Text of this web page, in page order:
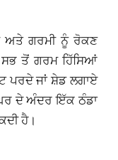
ਅਤੇ ਗਰਮੀ ਨੂੰ ਰੋਕਣ
ਤੋਂ ਗਰਮ ਹਿੱਸਿਆਂ
ਜਾਂ ਸ਼ੇਡ ਲਗਾਏ
ਦੇ ਅੰਦਰ ਇੱਕ ਠੰਡਾ
ਹੈ।